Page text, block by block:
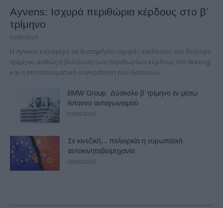
Ayvens: Iσχυρά περιθώρια κέρδους στο β’
τρίμηνο
03/08/2026
Η Ayvens κατάφερε να διατηρήσει ισχυρές επιδόσεις στο δεύτερο
τρίμηνο, καθώς η βελτίωση των περιθωρίων κέρδους στο leasing
και η αποτελεσματική συγκράτηση των δαπανών...
BMW Group: Δύσκολο β’ τρίμηνο εν μέσω
έντονου ανταγωνισμού
03/08/2026
Σε κινεζική… πολιορκία η ευρωπαϊκή
αυτοκινητοβιομηχανία
06/08/2026